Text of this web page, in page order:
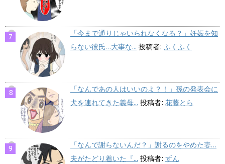
「今まで通りじゃいられなくなる？」妊娠を知
らない彼氏…大事な... 投稿者: ふくふく
「なんであの人はいいのよ？！」孫の発表会に
犬を連れてきた義母... 投稿者: 花藤とら
「なんで謝らないんだ？」謝るのをやめた妻…
夫がたどり着いた『... 投稿者: ずん